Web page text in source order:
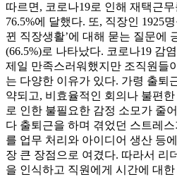
따르면, 코로나19로 인해 재택근무
76.5%에 달했다. 또, 직장인 1925
뀐 직장생활’에 대해 묻는 질문에
(66.5%)로 나타났다. 코로나19 감
제일 만족스러워했지만 조직원들
는 다양한 이유가 있다. 가령 출퇴
약되고, 비효율적인 회의나 불편
로 인한 불필요한 감정 소모가 줄
다 출퇴근을 하며 겪었던 스트레
를 업무 처리와 아이디어 생산 등
장 큰 장점으로 여겼다. 따라서 리
을 인식하고 직원에게 시간에 대한